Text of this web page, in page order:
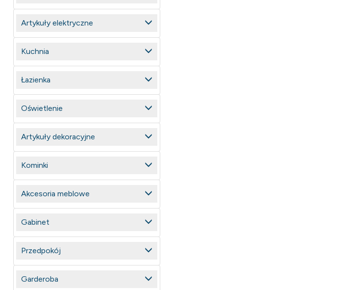
Artykuły elektryczne
Kuchnia
Łazienka
Oświetlenie
Artykuły dekoracyjne
Kominki
Akcesoria meblowe
Gabinet
Przedpokój
Garderoba